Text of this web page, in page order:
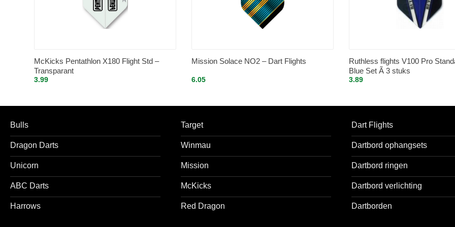
McKicks Pentathlon X180 Flight Std –
Transparant
3.99
Mission Solace NO2 – Dart Flights
6.05
Ruthless flights V100 Pro
Blue Set Ã 3 stuks
3.89
Bulls
Dragon Darts
Unicorn
ABC Darts
Harrows
Target
Winmau
Mission
McKicks
Red Dragon
Dart Flights
Dartbord ophangsets
Dartbord ringen
Dartbord verlichting
Dartborden